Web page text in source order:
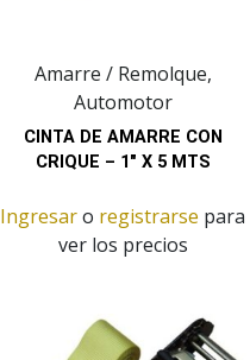
Amarre / Remolque,
Automotor
CINTA DE AMARRE CON
CRIQUE – 1″ X 5 MTS
Ingresaro registrarse para
ver los precios